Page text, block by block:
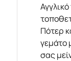
Πότερ
γεμάτο
σας